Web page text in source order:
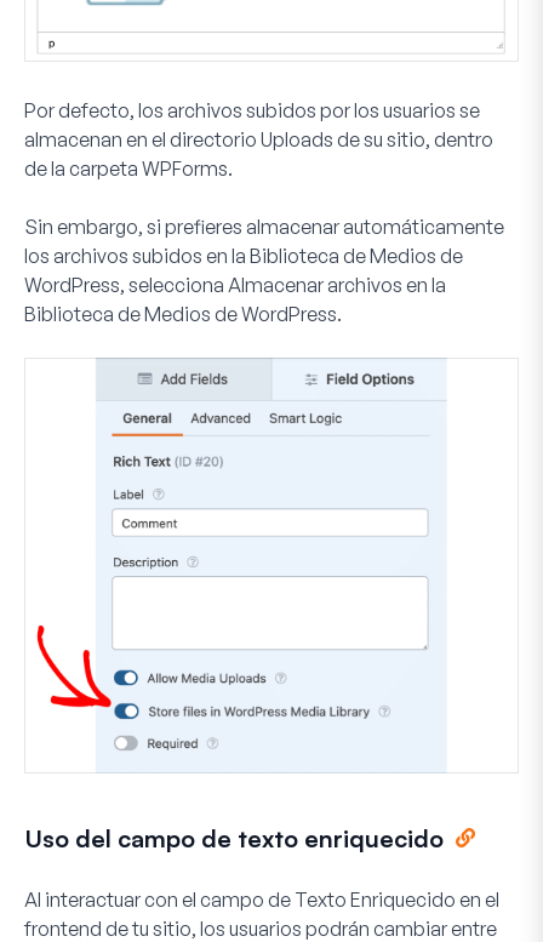
Por defecto, los archivos subidos por los usuarios se
almacenan en el directorio Uploads de su sitio, dentro
de la carpeta WPForms.
Sin embargo, si prefieres almacenar automáticamente
los archivos subidos en la Biblioteca de Medios de
WordPress, selecciona Almacenar archivos en la
Biblioteca de Medios de WordPress.
Uso del campo de texto enriquecido
Al interactuar con el campo de Texto Enriquecido en el
frontend de tu sitio, los usuarios podrán cambiar entre